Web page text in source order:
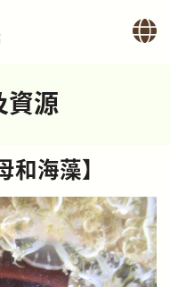
資源
和海藻】